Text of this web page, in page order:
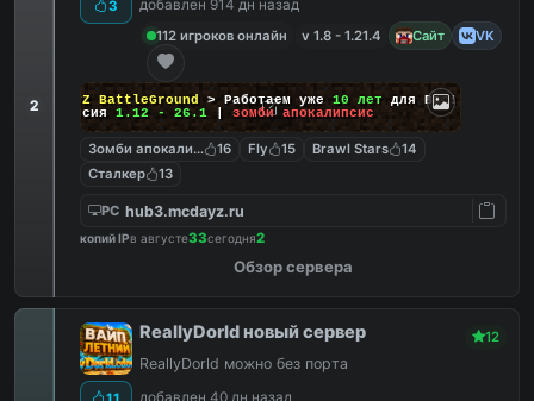
2
3
добавлен 914 дн назад
112 игроков онлайн
v 1.8 - 1.21.4 Сайт VK
DayZ BattleGround > Работаем уже 10 лет для Вас!
Версия 1.12 - 26.1 | зомби апокалипсис
Зомби апокалипсис16 Fly 15 Brawl Stars
14
Сталкер
13
PC hub3.mcdayz.ru
копий IPв августе33сегодня2
Обзор сервера
ReallyDorld новый сервер 12
ReallyDorld можно без порта
добавлен 40 дн назад